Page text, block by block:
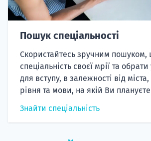
Пошук спеціальності
Скористайтесь зручним пошуком,
спеціальність своєї мрії та
для вступу, в залежності від міста,
рівня та мови, на якій Ви
Знайти спеціальність